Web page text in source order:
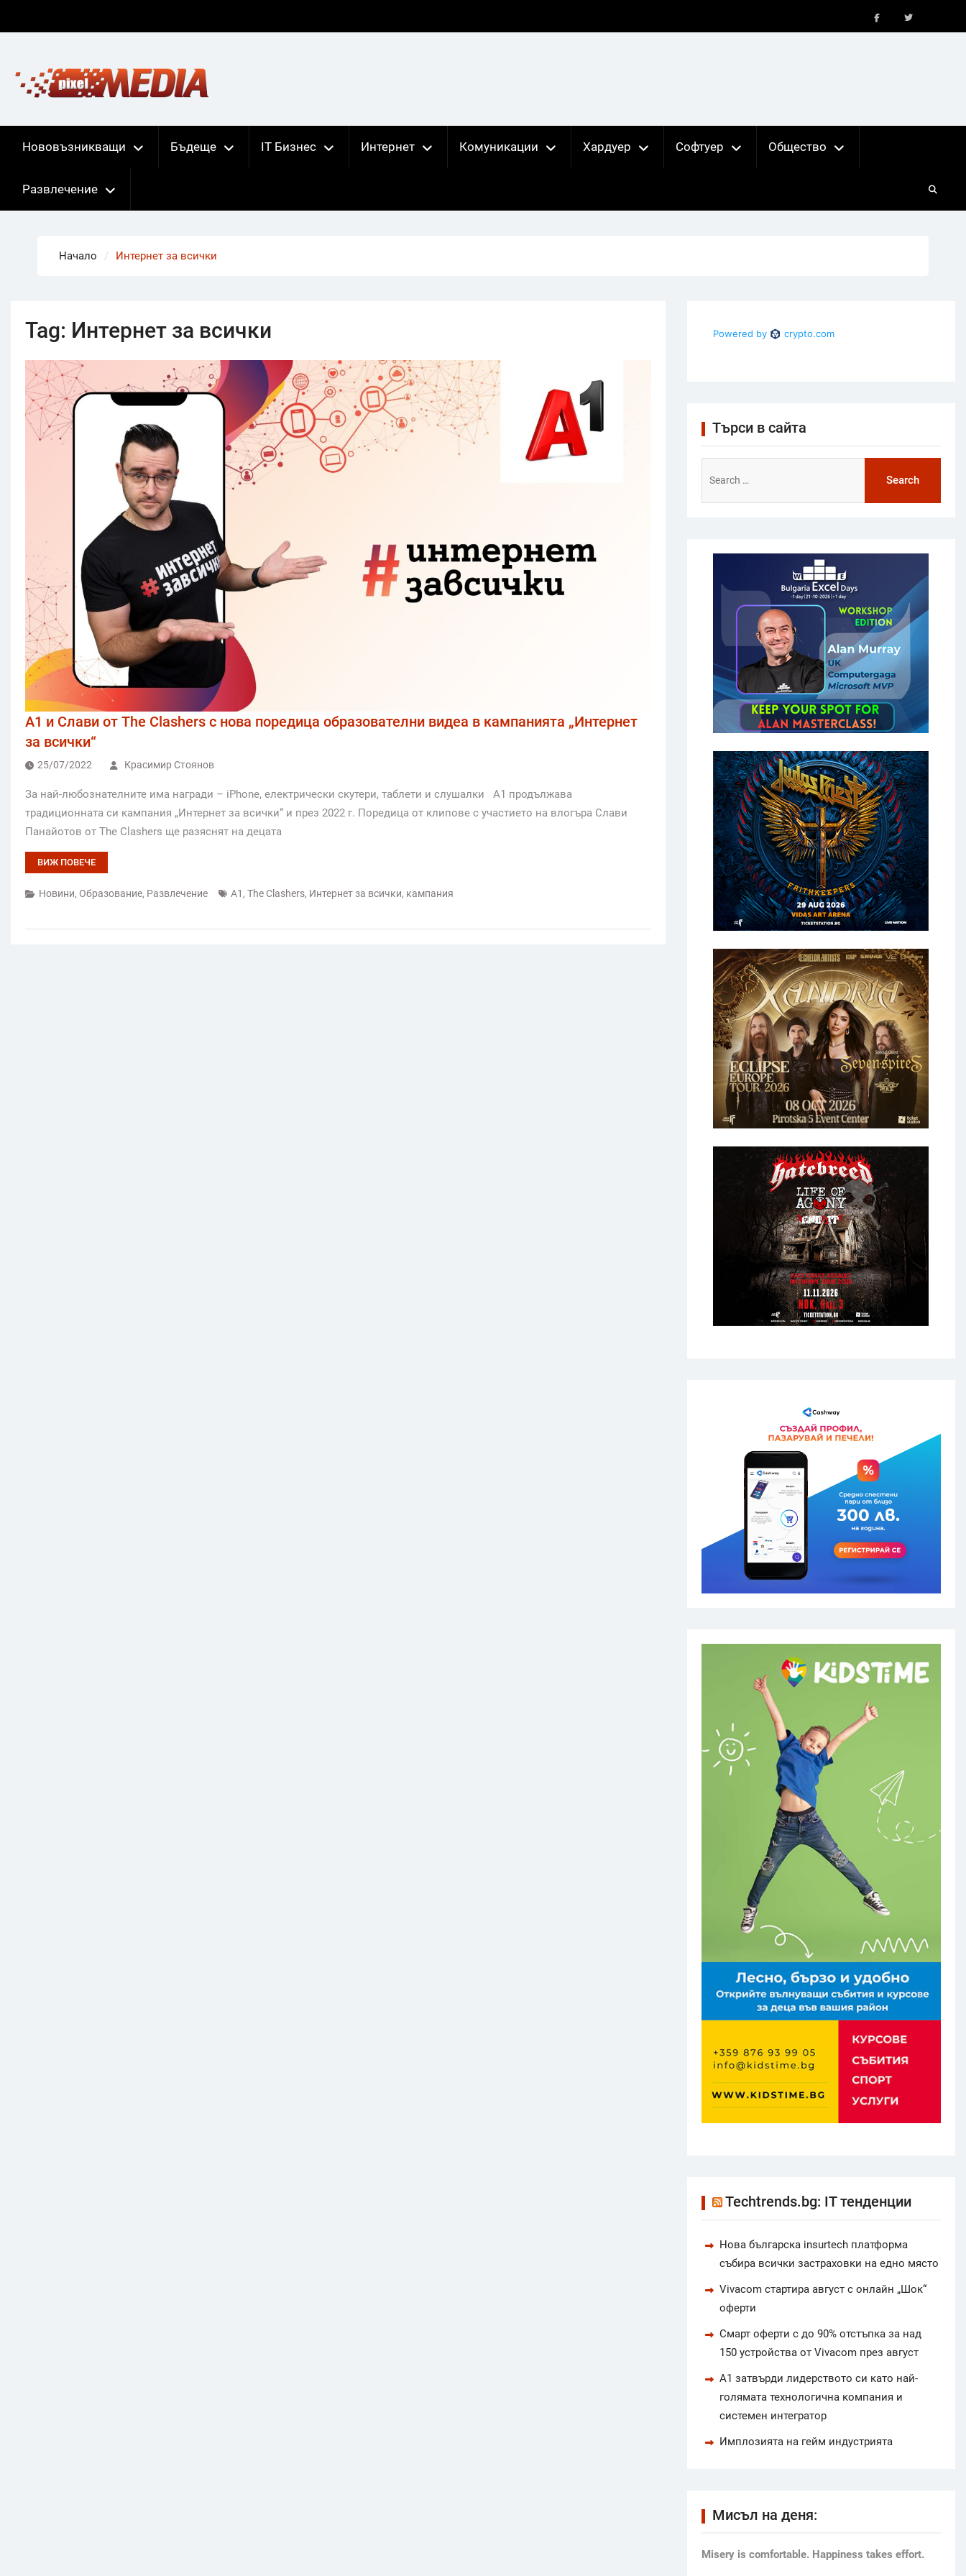
Нововъзникващи Бъдеще IT Бизнес Интернет Комуникации Хардуер Софтуер Общество
Развлечение
Начало Интернет за всички
Tag: Интернет за всички
A1 и Слави от The Clashers с нова поредица образователни видеа в кампанията „Интернет
за всички“
25/07/2022 Красимир Стоянов
За най-любознателните има награди – iPhone, електрически скутери, таблети и слушалки A1 продължава
традиционната си кампания „Интернет за всички“ и през 2022 г. Поредица от клипове с участието на влогъра Слави
Панайотов от The Clashers ще разяснят на децата
ВИЖ ПОВЕЧЕ
Новини, Образование, Развлечение A1 , The Clashers, Интернет за всички, кампания
Търси в сайта
for:
Techtrends.bg: IT тенденции
Нова българска insurtech платформа
събира всички застраховки на едно място
Vivacom стартира август с онлайн „Шок“
оферти
Смарт оферти с до 90% отстъпка за над
150 устройства от Vivacom през август
А1 затвърди лидерството си като най-
голямата технологична компания и
системен интегратор
Имплозията на гейм индустрията
Мисъл на деня:
Мisery is comfortable. Happiness takes effort.